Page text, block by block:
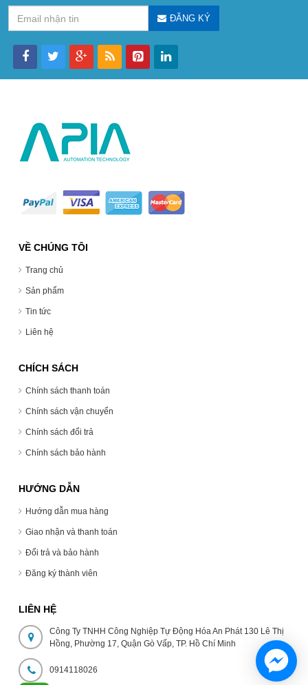
ĐĂNG KÝ
VỀ CHÚNG TÔI
Trang chủ
Sản phẩm
Tin tức
Liên hệ
CHÍCH SÁCH
Chính sách thanh toán
Chính sách vận chuyển
Chính sách đổi trả
Chính sách bảo hành
HƯỚNG DẪN
Hướng dẫn mua hàng
Giao nhận và thanh toán
Đổi trả và bảo hành
Đăng ký thành viên
LIÊN HỆ
Công Ty TNHH Công Nghiệp Tự Động Hóa An Phát 130 Lê Thị
Hồng, Phường 17, Quận Gò Vấp, TP. Hồ Chí Minh
0914118026